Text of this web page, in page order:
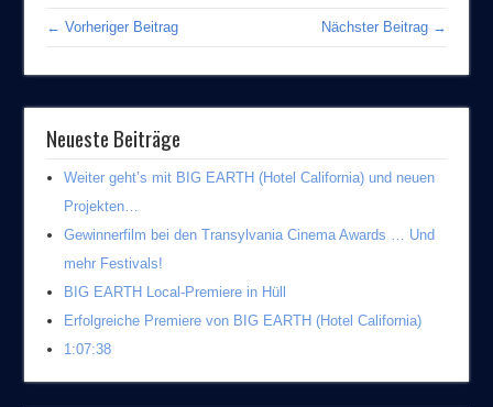
← Vorheriger Beitrag Nächster Beitrag →
Neueste Beiträge
Weiter geht’s mit BIG EARTH (Hotel California) und neuen
Projekten…
Gewinnerfilm bei den Transylvania Cinema Awards … Und
mehr Festivals!
BIG EARTH Local-Premiere in Hüll
Erfolgreiche Premiere von BIG EARTH (Hotel California)
1:07:38